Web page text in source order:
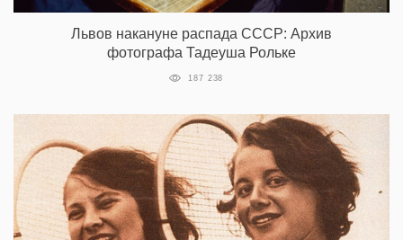
Львов накануне распада СССР: Архив
фотографа Тадеуша Рольке
187 238